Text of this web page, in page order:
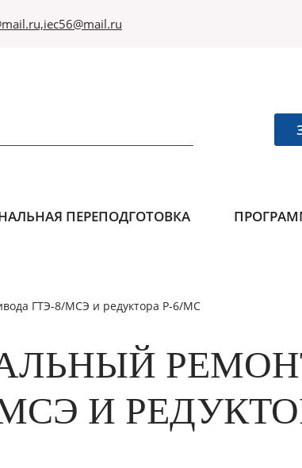
ПЕРЕПОДГОТОВКА
ГТЭ-8/МСЭ и редуктора Р-6/МС
И